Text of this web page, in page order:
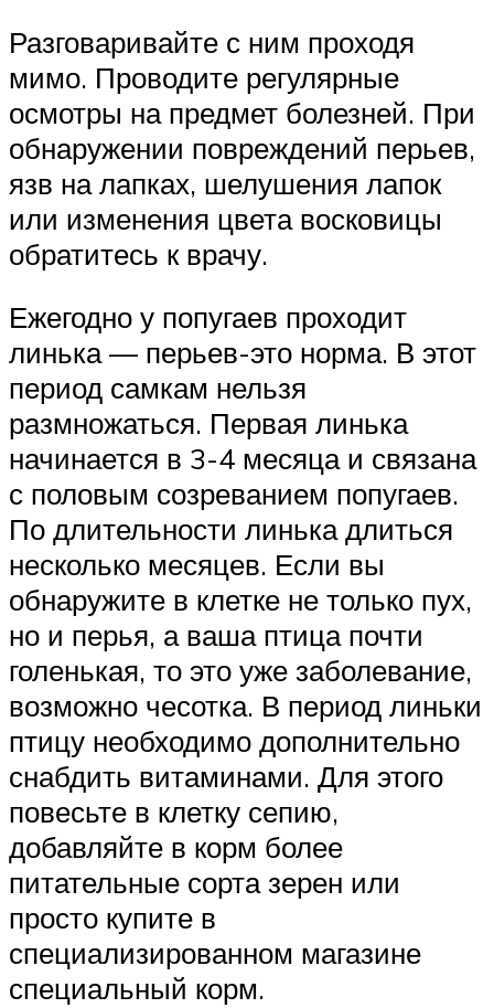
Разговаривайте с ним проходя
мимо. Проводите регулярные
осмотры на предмет болезней. При
обнаружении повреждений перьев,
язв на лапках, шелушения лапок
или изменения цвета восковицы
обратитесь к врачу.
Ежегодно у попугаев проходит
линька — перьев-это норма. В этот
период самкам нельзя
размножаться. Первая линька
начинается в 3-4 месяца и связана
с половым созреванием попугаев.
По длительности линька длиться
несколько месяцев. Если вы
обнаружите в клетке не только пух,
но и перья, а ваша птица почти
голенькая, то это уже заболевание,
возможно чесотка. В период линьки
птицу необходимо дополнительно
снабдить витаминами. Для этого
повесьте в клетку сепию,
добавляйте в корм более
питательные сорта зерен или
просто купите в
специализированном магазине
специальный корм.